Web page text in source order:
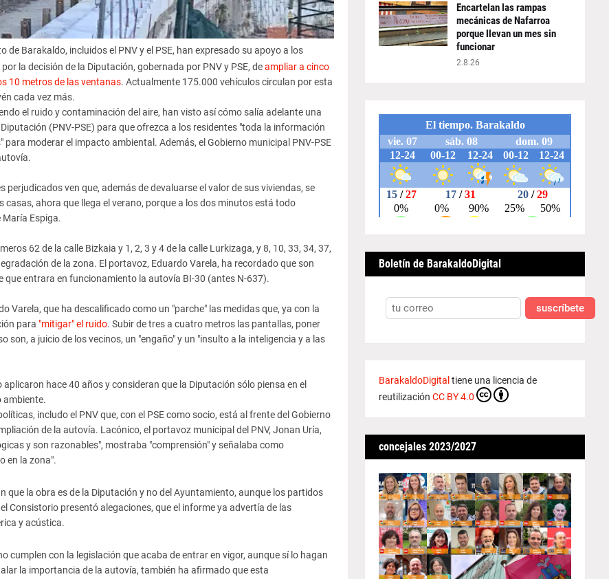
Barakaldo, incluidos el PNV y el PSE, han expresado su apoyo a los
la decisión de la Diputación, gobernada por PNV y PSE, deampliar a cinco
10 metros de las ventanas. Actualmente 175.000 vehículos circulan por esta
cada vez más.
el ruido y contaminación del aire, han visto así cómo salía adelante una
(PNV-PSE) para que ofrezca a los residentes "toda la información
moderar el impacto ambiental. Además, el Gobierno municipal PNV-PSE
perjudicados ven que, además de devaluarse el valor de sus viviendas, se
ahora que llega el verano, porque a los dos minutos está todo
Espiga.
62 de la calle Bizkaia y 1, 2, 3 y 4 de la calle Lurkizaga, y 8, 10, 33, 34, 37,
de la zona. El portavoz, Eduardo Varela, ha recordado que son
que entrara en funcionamiento la autovía BI-30 (antes N-637).
Varela, que ha descalificado como un "parche" las medidas que, ya con la
para "mitigar" el ruido. Subir de tres a cuatro metros las pantallas, poner
a juicio de los vecinos, un "engaño" y un "insulto a la inteligencia y a las
hace 40 años y consideran que la Diputación sólo piensa en el
ambiente.
includo el PNV que, con el PSE como socio, está al frente del Gobierno
de la autovía. Lacónico, el portavoz municipal del PNV, Jonan Uría,
y son razonables", mostraba "comprensión" y señalaba como
en la zona".
la obra es de la Diputación y no del Ayuntamiento, aunque los partidos
Consistorio presentó alegaciones, que el informe ya advertía de las
y acústica.
cumplen con la legislación que acaba de entrar en vigor, aunque sí lo hagan
la importancia de la autovía, también ha afirmado que esta
Encartelan las rampas
mecánicas de Nafarroa
porque llevan un mes sin
funcionar
2.8.26
Boletín de BarakaldoDigital
suscríbete
BarakaldoDigital tiene una licencia de
reutilización CC BY 4.0
concejales 2023/2027